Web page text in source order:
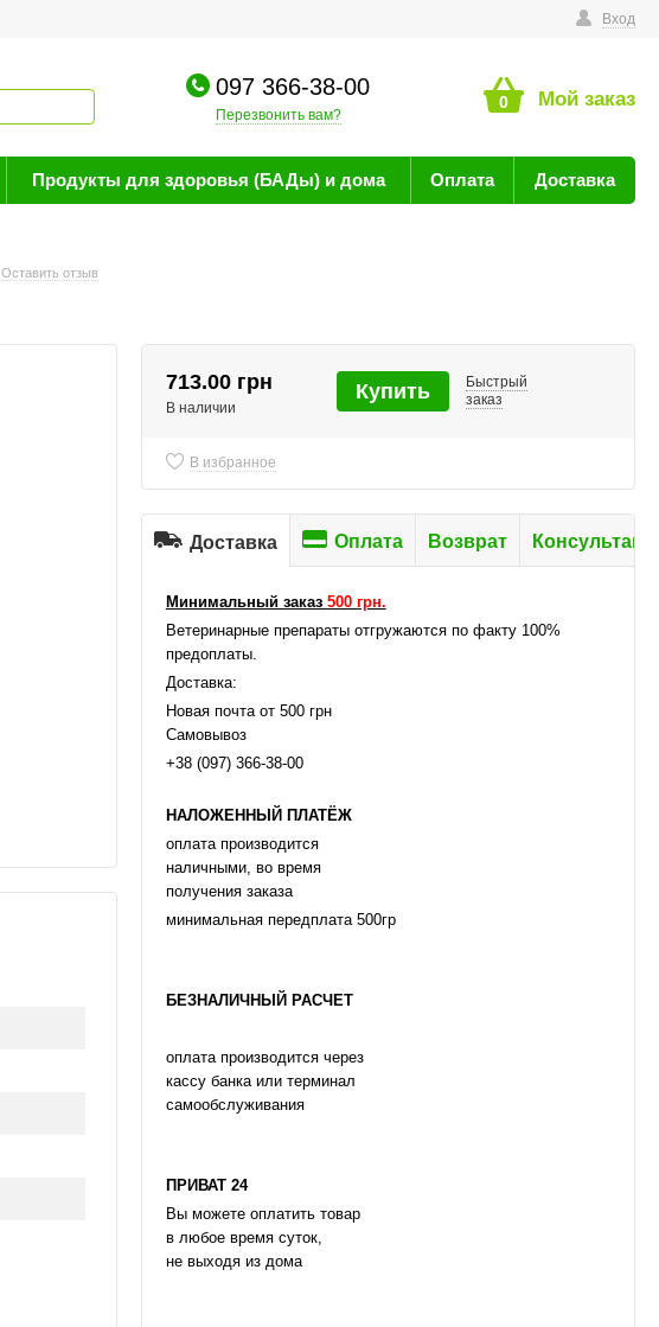
Вход
097 366-38-00
Перезвонить вам?
0 Мой заказ
Продукты для здоровья (БАДы) и дома Оплата Доставка
Оставить отзыв
713.00 грн
В наличии
Купить
Быстрый
заказ
В избранное
Доставка Оплата Возврат
Минимальный заказ 500 грн.
Ветеринарные препараты отгружаются по факту 100%
предоплаты.
Доставка:
Новая почта от 500 грн
Самовывоз
+38 (097) 366-38-00
НАЛОЖЕННЫЙ ПЛАТЁЖ
оплата производится
наличными, во время
получения заказа
минимальная передплата 500гр
БЕЗНАЛИЧНЫЙ РАСЧЕТ
оплата производится через
кассу банка или терминал
самообслуживания
ПРИВАТ 24
Вы можете оплатить товар
в любое время суток,
не выходя из дома